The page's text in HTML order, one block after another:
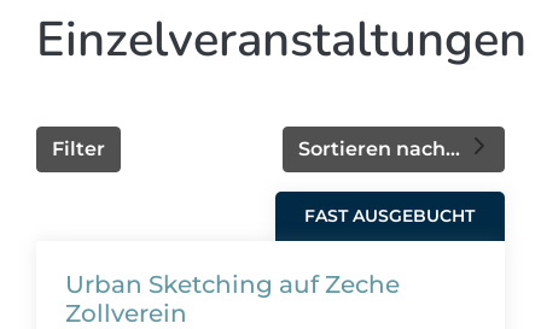
Einzelveranstaltungen
Sortieren nach...
Filter
FAST AUSGEBUCHT
Urban Sketching auf Zeche
Zollverein